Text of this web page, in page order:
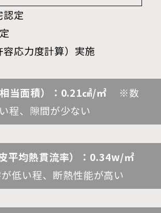
認定
応力度計算）実施
当面積）：0.21㎠/㎡
※数
程、隙間が少ない
平均熱貫流率）：0.34w/㎡
低い程、断熱性能が高い